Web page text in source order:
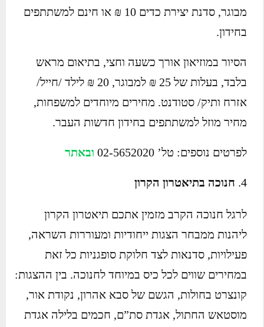
מבוגר, סדנת יצירת כדים 10 ₪ או חינם למשתתפים
בחידון.
הסיור במוזיאון אורך כשעה וחצי, בתיאום מראש
בלבד, בעלות של 25 ₪ למבוגר, 20 ₪ לילד /חייל/
אזרח ותיק/ סטודנט. מחירים מיוחדים למשפחות,
מחיר מוזל למשתתפים בחידון חדשות העבר.
לפרטים נוספים: טל’ 02-5652020 ובאתר
חנוכה בתיאטרון הקרון
לרגל חנוכה הקרב מזמין אתכם תיאטרון הקרון
ליהנות ממבחר הצגות ייחודיות ומעוררות השראה,
פעילויות, סדנאות לצד חלוקת סופגניות כל זאת
במחירים שווים לכל כיס במיוחד לחנוכה. בין ההצגות:
קונצרט בחולות, הגשם של סבא אהרון, נקודת אור,
מוסטאש החתול, אגדת סת”ם, חכמים בלילה אגדת